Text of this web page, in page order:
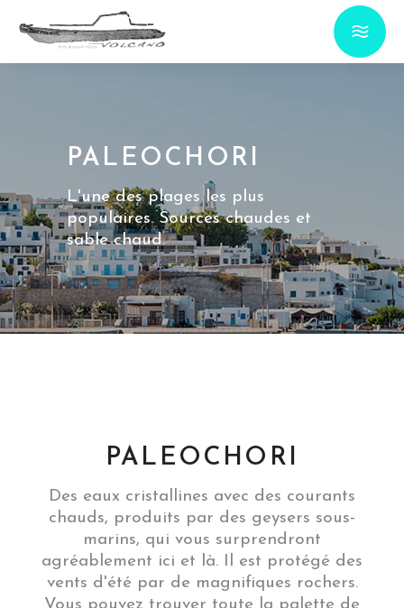
PALEOCHORI
L'une des plages les plus
populaires. Sources chaudes et
sable chaud.
PALEOCHORI
Des eaux cristallines avec des courants
chauds, produits par des geysers sous-
marins, qui vous surprendront
agréablement ici et là. Il est protégé des
vents d'été par de magnifiques rochers.